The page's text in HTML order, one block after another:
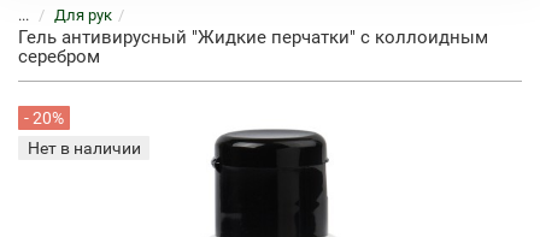
... Для рук
Гель антивирусный "Жидкие перчатки" с коллоидным
серебром
- 20%
Нет в наличии